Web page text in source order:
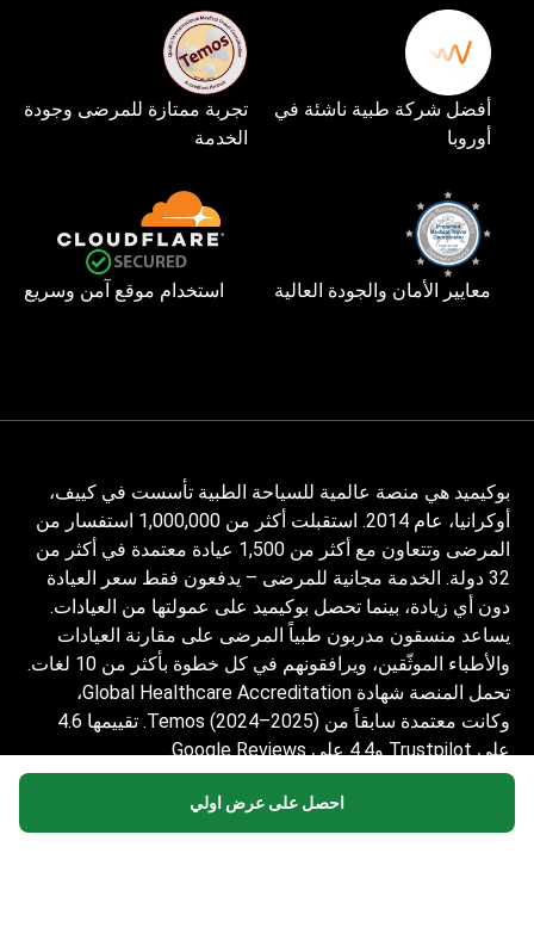
احصل على عرض اولي
أفضل شركة طبية ناشئة في
أوروبا
تجربة ممتازة للمرضى وجودة
الخدمة
معايير الأمان والجودة العالية استخدام موقع آمن وسريع
بوكيميد هي منصة عالمية للسياحة الطبية تأسست في كييف،
أوكرانيا، عام 2014. استقبلت أكثر من 1,000,000 استفسار من
المرضى وتتعاون مع أكثر من 1,500 عيادة معتمدة في أكثر من
32 دولة. الخدمة مجانية للمرضى – يدفعون فقط سعر العيادة
دون أي زيادة، بينما تحصل بوكيميد على عمولتها من العيادات.
يساعد منسقون مدربون طبياً المرضى على مقارنة العيادات
والأطباء الموثّقين، ويرافقونهم في كل خطوة بأكثر من 10 لغات.
تحمل المنصة شهادة Global Healthcare Accreditation،
وكانت معتمدة سابقاً من Temos (2024–2025). تقييمها 4.6
على Trustpilot و4.4 على Google Reviews.
للعمل ولا ينبغي تفسيرها على أنها نصيحة طبية أو